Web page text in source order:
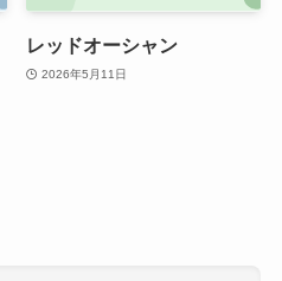
レッドオーシャン
2026年5月11日